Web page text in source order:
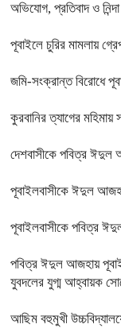
অভিযোগ, প্রতিবাদ ও নিন্দা
পূবাইলে চুরির মামলায়
জমি-সংক্রান্ত বিরোধে
কুরবানির ত্যাগের
দেশবাসীকে পবিত্র ঈদুল
পূবাইলবাসীকে ঈদুল
পূবাইলবাসীকে পবিত্র
পবিত্র ঈদুল আজহায়
যুবদলের যুগ্ম আহ্বায়ক
আছিম বহুমুখী